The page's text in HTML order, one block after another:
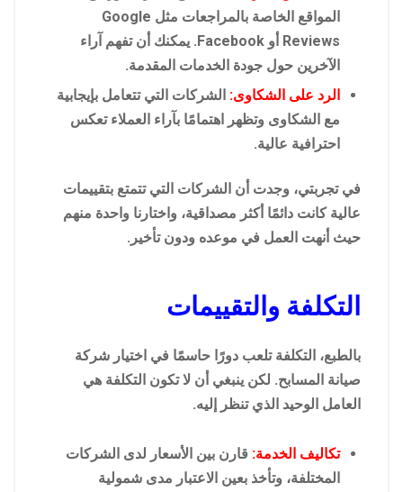
المواقع الخاصة بالمراجعات مثل Google
Reviews أو Facebook. يمكنك أن تفهم آراء
الآخرين حول جودة الخدمات المقدمة.
الرد على الشكاوى: الشركات التي تتعامل بإيجابية
مع الشكاوى وتظهر اهتمامًا بآراء العملاء تعكس
احترافية عالية.
في تجربتي، وجدت أن الشركات التي تتمتع بتقييمات
عالية كانت دائمًا أكثر مصداقية، واختارنا واحدة منهم
حيث أنهت العمل في موعده ودون تأخير.
التكلفة والتقييمات
بالطبع، التكلفة تلعب دورًا حاسمًا في اختيار شركة
صيانة المسابح. لكن ينبغي أن لا تكون التكلفة هي
العامل الوحيد الذي تنظر إليه.
تكاليف الخدمة: قارن بين الأسعار لدى الشركات
المختلفة، وتأخذ بعين الاعتبار مدى شمولية